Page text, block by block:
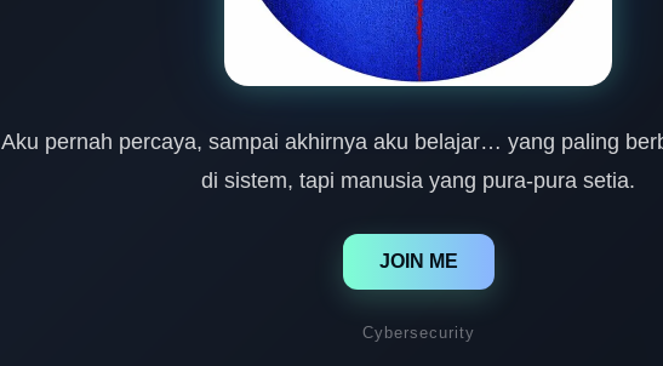
Aku pernah percaya, sampai akhirnya aku belajar… yang paling
di sistem, tapi manusia yang pura-pura setia.
JOIN ME
Cybersecurity